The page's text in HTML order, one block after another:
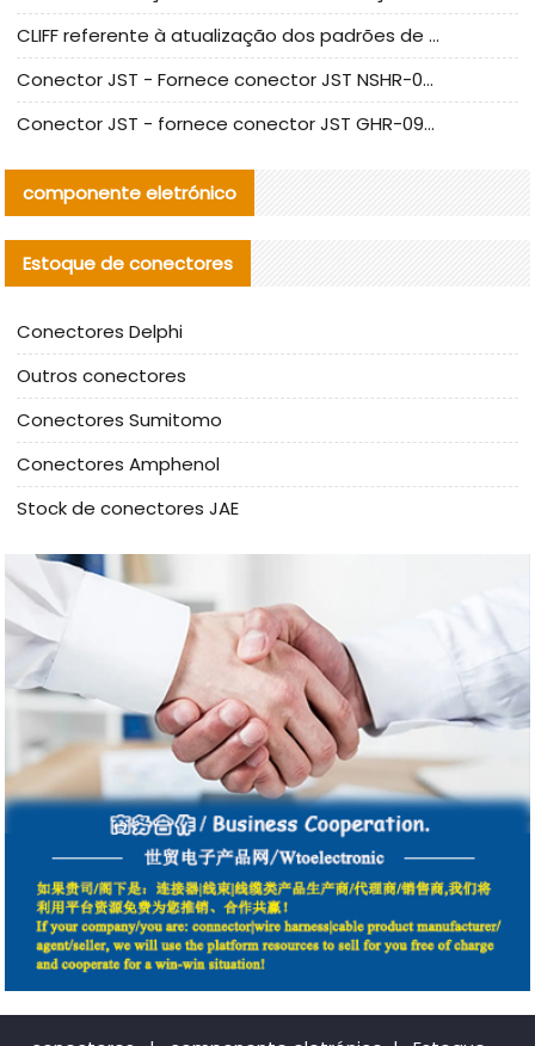
CLIFF referente à atualização dos padrões de teste de conectores nacionais
Conector JST - Fornece conector JST NSHR-02V-S original | substituto
Conector JST - fornece conector JST GHR-09V-S autêntico | substituto
componente eletrónico
Estoque de conectores
Conectores Delphi
Outros conectores
Conectores Sumitomo
Conectores Amphenol
Stock de conectores JAE